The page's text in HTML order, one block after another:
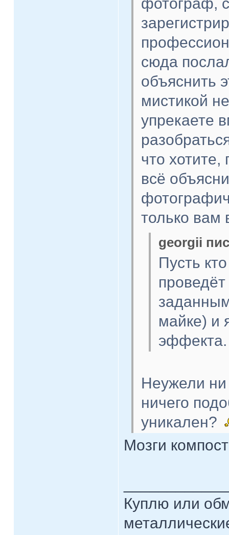
сюда
объяснить
мистикой
упрекаете
что
всё
только вам
georgii
Пусть
майке) и
эффекта.
Неужели ни
ничего
уникален?
Мозги
Куплю или